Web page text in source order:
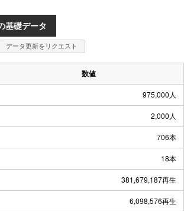
基礎データ
データ更新をリクエスト
数値
975,000人
2,000人
706本
18本
381,679,187再生
6,098,576再生